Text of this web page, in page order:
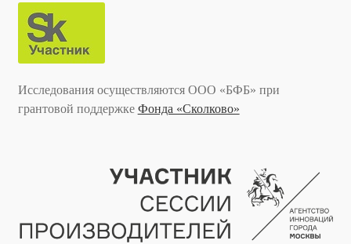
Исследования осуществляются ООО «БФБ» при
грантовой поддержке Фонда «Сколково»